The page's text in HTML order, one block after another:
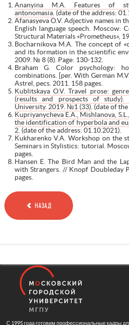
Ananyina M.A. Features of
antonomasia. (date of the address:
Afanasyeva O.V. Adjective names in
English language speech. Moscow:
Structural Materials «Prometheus»,
Bocharnikova M.A. The concept of
and its formation in the scientific
2009. № 8 (8). Page: 130-132.
Braham G. Color psychology:
combinations. [per. With German
Astrel, pecs. 2011. 158 pages.
Kublitskaya O.V. Travel prose:
(results and prospects of
University. 2019. №1 (33). (date of
Kupriyanycheva E.A., Mishlanova,
the identification of hyperbola and
2. (date of the address: 01.10.2021).
Kukharenko V.A. Workshop on the
Seminars in Stylistics: tutorial.
pages.
Hansen E. The Bird Man and the
with Strangers. // Knopf Doubleday
pages.
НАЗАД
С 1995 года готовим профессиональные кадры